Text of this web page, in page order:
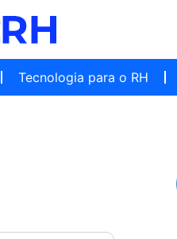
Tecnologia para o RH